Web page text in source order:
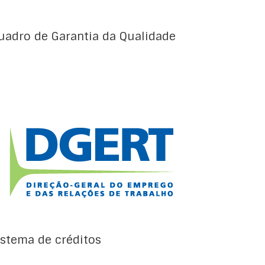
de Garantia da Qualidade
47/2017, de 4 de fevereiro) é o sistema que
permite a atribuição e a acumulação de
pontos de crédito às aprendizagens
certificadas no âmbito do Sistema Nacional
de Qualificações (SNQ), bem como a
transferência dos pontos de crédito obtidos
de créditos